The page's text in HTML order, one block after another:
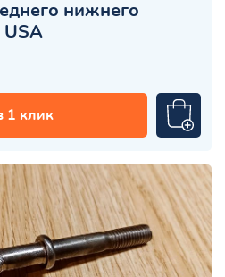
нижнего
USA
1 клик